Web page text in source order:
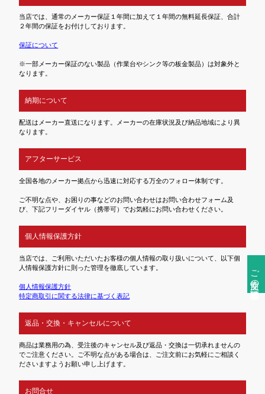
ご注文前の確認事項
当店では、通常のメーカー保証１年間に加えて１年間の無料延長保証、合計
２年間の保証をお付けしております。
保証について
※一部メーカー保証のない製品（作業台やシンク等の板金製品）は対象外と
なります。
納期について
配送はメーカー直送になります。メーカーの在庫状況及び納品地域により異
なります。
アフターサービス
全国各地のメーカー拠点から迅速に対応する万全のフォロー体制です。
ご不明な点や、お困りの事などのお問い合わせはお問い合わせフォーム及
び、下記フリーダイヤル（携帯可）でお気軽にお問い合わせください。
個人情報保護方針
当店では、ご利用いただいたお客様の個人情報の取り扱いについて、以下個
人情報保護方針に則った管理を徹底しています。
個人情報保護方針
特定商取引に関する法律に基づく表記
返品・交換・キャンセルについて
商品は業務用の為、受注後のキャンセル及び返品・交換は一切承れませんの
でご注意ください。ご不明な点がある場合は、ご注文前にお気軽にご相談く
ださいますようお願い申し上げます。
お問合せ